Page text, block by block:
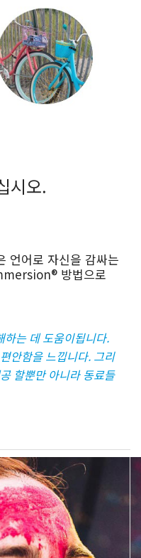
시오.
언어로 자신을 감싸는
방법으로
하는 데 도움이됩니다.
안함을 느낍니다. 그리
할뿐만 아니라 동료들